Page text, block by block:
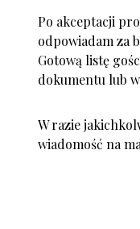
Po akceptacji
odpowiadam za
Gotową listę
dokumentu lub
W razie
wiadomość na